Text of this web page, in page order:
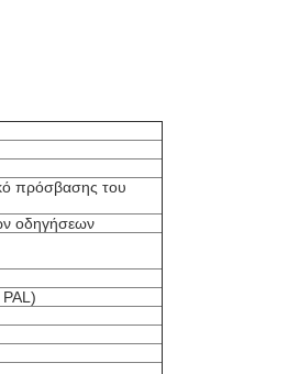
πρόσβασης του
οδηγήσεων